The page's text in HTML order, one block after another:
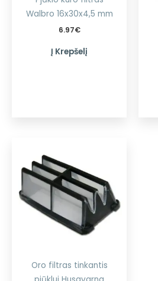
Walbro 16x30x4,5 mm
6.97€
Į Krepšelį
Oro filtras tinkantis